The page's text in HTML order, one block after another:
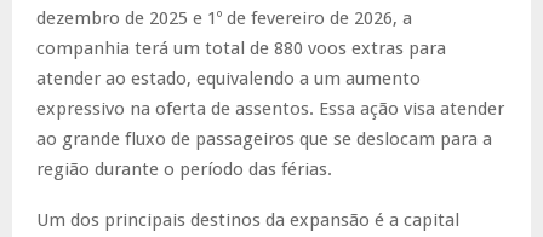
dezembro de 2025 e 1º de fevereiro de 2026, a
companhia terá um total de 880 voos extras para
atender ao estado, equivalendo a um aumento
expressivo na oferta de assentos. Essa ação visa atender
ao grande fluxo de passageiros que se deslocam para a
região durante o período das férias.
Um dos principais destinos da expansão é a capital